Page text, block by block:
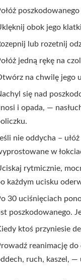
obok jego
lub rozetnij
jedną rękę na
na chwilę jego
się nad
i opada, —
nie oddycha –
w
rytmicznie,
każdym ucisku
30 uciśnięciach
poszkodowanego.
ktoś przyniesie
reanimację
ruch, kaszel, —